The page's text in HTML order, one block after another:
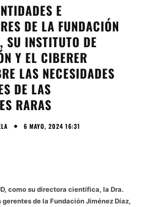
E
DE LA FUNDACIÓN
SU INSTITUTO DE
Y EL CIBERER
LAS NECESIDADES
DE LAS
RARAS
6 MAYO, 2024 16:31
como su directora científica, la Dra.
gerentes de la Fundación Jiménez Díaz,